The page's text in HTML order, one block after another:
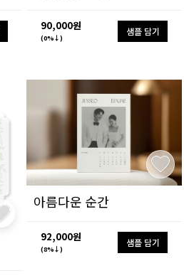
90,000원
(0%↓)
샘플 담기
아름다운 순간
92,000원
(8%↓)
샘플 담기